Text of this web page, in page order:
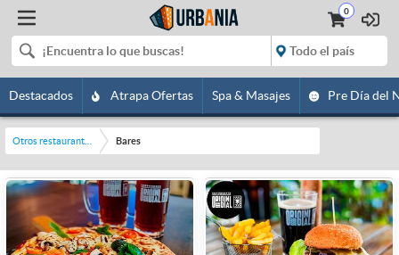
0
Destacados Atrapa Ofertas Spa & Masajes Pre Día del
Bares